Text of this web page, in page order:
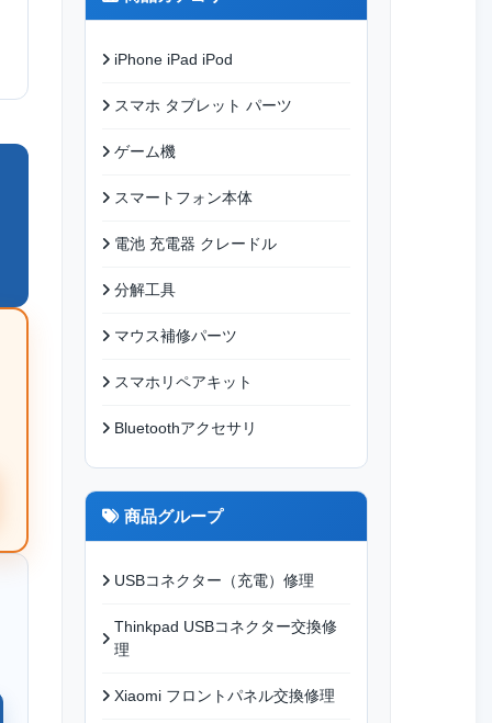
iPhone iPad iPod
スマホ タブレット パーツ
ゲーム機
スマートフォン本体
電池 充電器 クレードル
分解工具
マウス補修パーツ
スマホリペアキット
Bluetoothアクセサリ
商品グループ
USBコネクター（充電）修理
Thinkpad USBコネクター交換修
理
Xiaomi フロントパネル交換修理